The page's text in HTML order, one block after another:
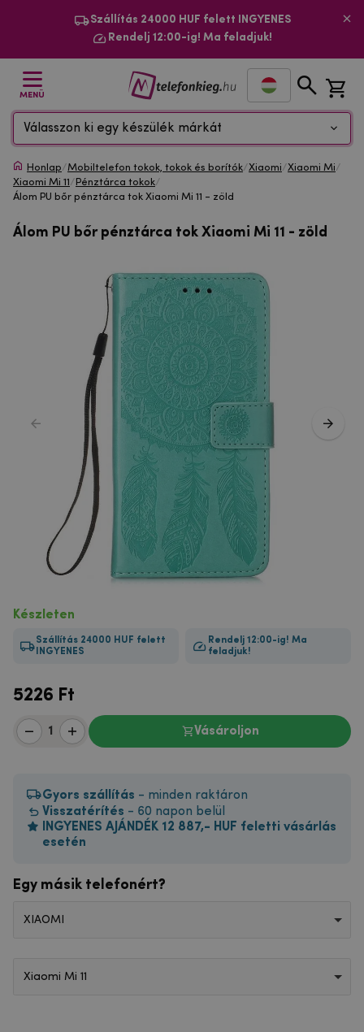
Szállítás 24000 HUF felett INGYENES
Rendelj 12:00-ig! Ma feladjuk!
MENÜ
Válasszon ki egy készülék márkát
Honlap/Mobiltelefon tokok, tokok és borítók/Xiaomi/Xiaomi Mi/
Xiaomi Mi 11/ Pénztárca tokok/
Álom PU bőr pénztárca tok Xiaomi Mi 11 - zöld
Álom PU bőr pénztárca tok Xiaomi Mi 11 - zöld
Készleten
Szállítás 24000 HUF felett
INGYENES
Rendelj 12:00-ig! Ma
feladjuk!
5226 Ft
Vásároljon
Gyors szállítás - minden raktáron
Visszatérítés - 60 napon belül
INGYENES AJÁNDÉK 12 887,- HUF feletti vásárlás
esetén
Egy másik telefonért?
XIAOMI
Xiaomi Mi 11